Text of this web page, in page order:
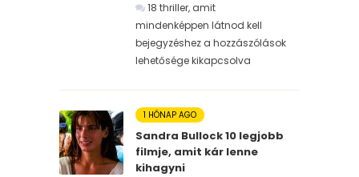
18 thriller, amit
mindenképpen látnod kell
bejegyzéshez a hozzászólások
lehetősége kikapcsolva
1 HÓNAP AGO
Sandra Bullock 10 legjobb
filmje, amit kár lenne
kihagyni